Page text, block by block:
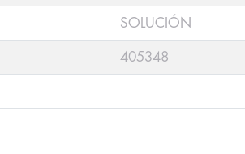
SOLUCIÓN
405348